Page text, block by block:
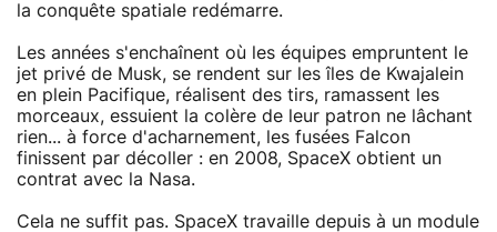
la conquête spatiale redémarre.
Les années s'enchaînent où les équipes empruntent le
jet privé de Musk, se rendent sur les îles de Kwajalein
en plein Pacifique, réalisent des tirs, ramassent les
morceaux, essuient la colère de leur patron ne lâchant
rien... à force d'acharnement, les fusées Falcon
finissent par décoller : en 2008, SpaceX obtient un
contrat avec la Nasa.
Cela ne suffit pas. SpaceX travaille depuis à un module